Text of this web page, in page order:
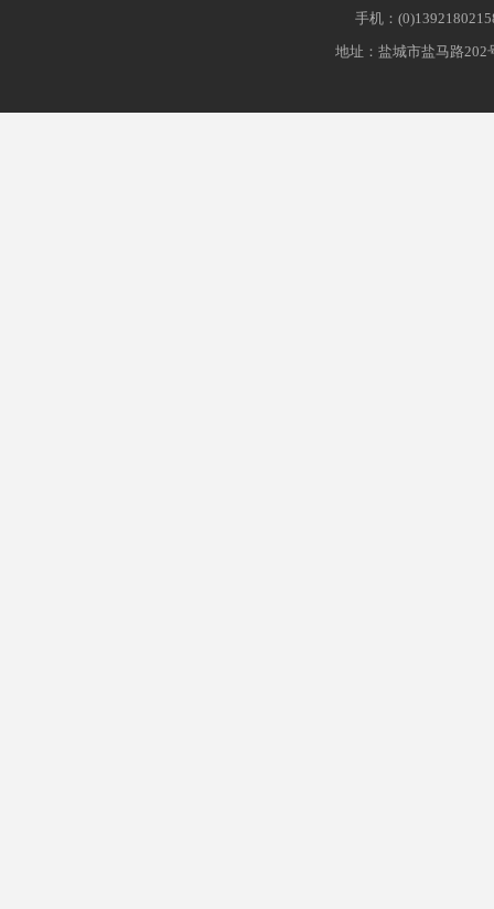
手机：
地址：盐城市盐马路202